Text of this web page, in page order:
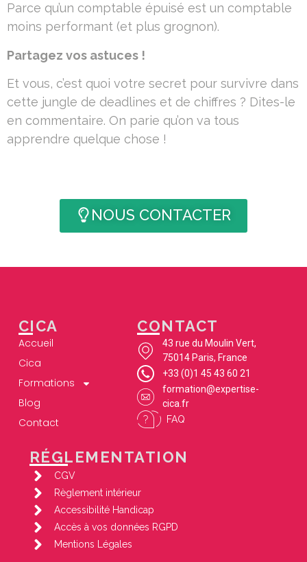
Parce qu’un comptable épuisé est un comptable
moins performant (et plus grognon).
Partagez vos astuces !
Et vous, c’est quoi votre secret pour survivre dans
cette jungle de deadlines et de chiffres ? Dites-le
en commentaire. On parie qu’on va tous
apprendre quelque chose !
NOUS CONTACTER
CICA
Accueil
Cica
Formations
Blog
Contact
CONTACT
43 rue du Moulin Vert,
75014 Paris, France
+33 (0)1 45 43 60 21
formation@expertise-
cica.fr
FAQ
RÉGLEMENTATION
CGV
Règlement intérieur
Accessibilité Handicap
Accès à vos données RGPD
Mentions Légales